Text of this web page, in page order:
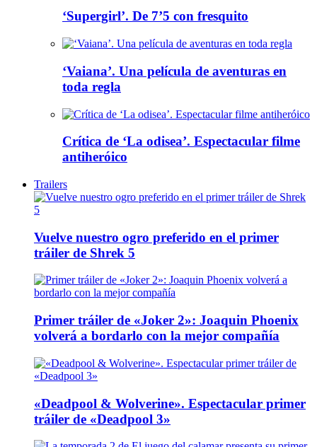
‘Supergirl’. De 7’5 con fresquito
‘Vaiana’. Una película de aventuras en
toda regla
Crítica de ‘La odisea’. Espectacular filme
antiheróico
Trailers
Vuelve nuestro ogro preferido en el primer
tráiler de Shrek 5
Primer tráiler de «Joker 2»: Joaquin Phoenix
volverá a bordarlo con la mejor compañía
«Deadpool & Wolverine». Espectacular primer
tráiler de «Deadpool 3»